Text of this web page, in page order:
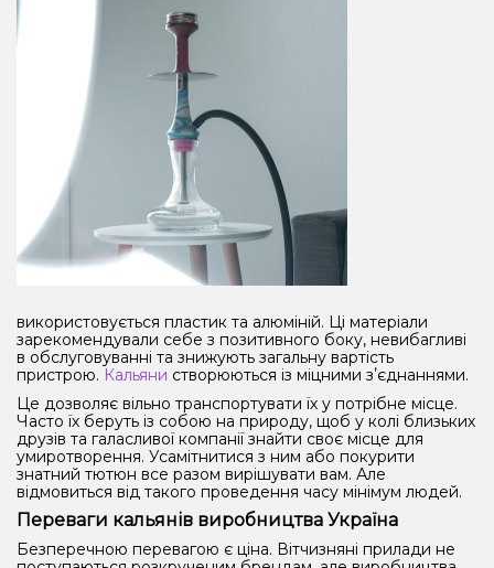
використовується пластик та алюміній. Ці матеріали
зарекомендували себе з позитивного боку, невибагливі
в обслуговуванні та знижують загальну вартість
пристрою. Кальяни створюються із міцними зʼєднаннями.
Це дозволяє вільно транспортувати їх у потрібне місце.
Часто їх беруть із собою на природу, щоб у колі близьких
друзів та галасливої компанії знайти своє місце для
умиротворення. Усамітнитися з ним або покурити
знатний тютюн все разом вирішувати вам. Але
відмовиться від такого проведення часу мінімум людей.
Переваги кальянів виробництва Україна
Безперечною перевагою є ціна. Вітчизняні прилади не